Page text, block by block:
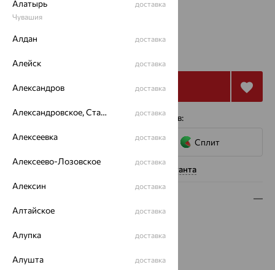
17
от 29 326
Купить
4 платежа по 7 332₽с помощью сервисов:
Сплит
Нужна помощь консультанта
Вес:2.81 — 3.1
Цвет металла:
Алатырь
Чувашия
доставка
Алдан доставка
Алейск доставка
Александров доставка
Александровское, Ставропольский край доставка
Алексеевка доставка
Алексеево-Лозовское доставка
Алексин доставка
Алтайское доставка
Алупка доставка
Алушта доставка